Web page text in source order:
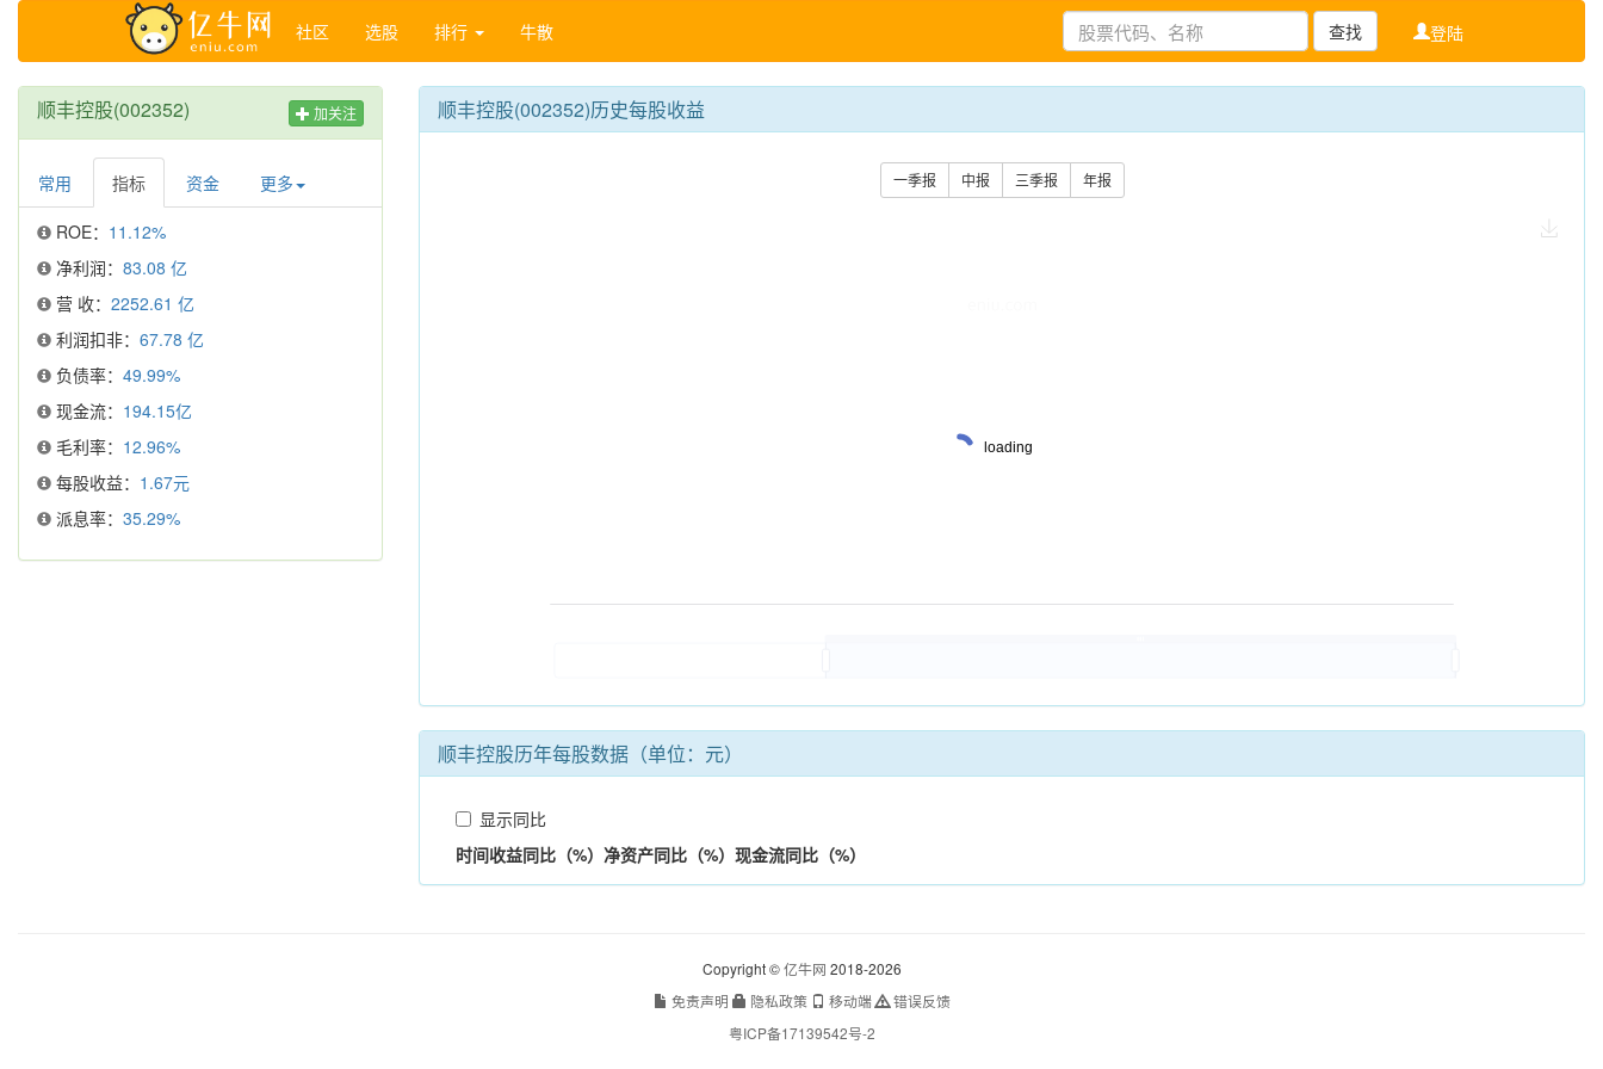
社区 选股 排行 牛散 登陆
查找
顺丰控股(002352) 加关注
常用 指标 资金 更多
ROE： 11.12%
净利润： 83.08 亿
营 收： 2252.61 亿
利润扣非： 67.78 亿
负债率： 49.99%
现金流： 194.15亿
毛利率： 12.96%
每股收益： 1.67元
派息率： 35.29%
顺丰控股(002352)历史每股收益
一季报 中报 三季报 年报
顺丰控股历年每股数据（单位：元）
显示同比
时间收益同比（%） 净资产同比（%） 现金流同比（%）
Copyright ©亿牛网 2018-2026
免责声明
隐私政策 移动端
错误反馈
粤ICP备17139542号-2